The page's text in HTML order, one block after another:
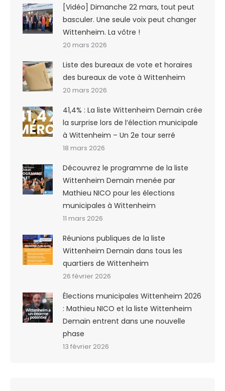
[Vidéo] Dimanche 22 mars, tout peut
basculer. Une seule voix peut changer
Wittenheim. La vôtre !
20 mars 2026
Liste des bureaux de vote et horaires
des bureaux de vote à Wittenheim
20 mars 2026
41,4% : La liste Wittenheim Demain crée
la surprise lors de l’élection municipale
à Wittenheim – Un 2e tour serré
18 mars 2026
Découvrez le programme de la liste
Wittenheim Demain menée par
Mathieu NICO pour les élections
municipales à Wittenheim
11 mars 2026
Réunions publiques de la liste
Wittenheim Demain dans tous les
quartiers de Wittenheim
26 février 2026
Élections municipales Wittenheim 2026
: Mathieu NICO et la liste Wittenheim
Demain entrent dans une nouvelle
phase
13 février 2026